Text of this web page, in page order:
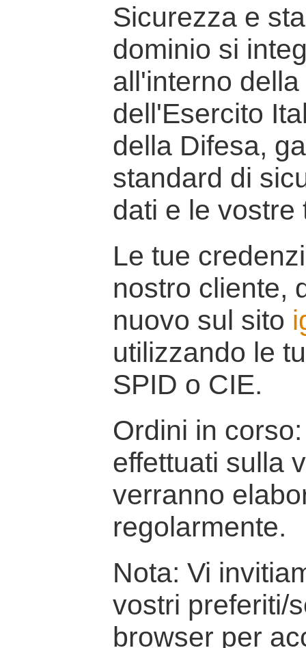
Sicurezza e
dominio si
all'interno
dell'Esercito
della Difesa,
standard di
dati e le vostre
Le tue
nostro cliente,
nuovo sul sito
utilizzando le
SPID o CIE.
Ordini in
effettuati sulla
verranno
regolarmente.
Nota: Vi
vostri preferiti/
browser per